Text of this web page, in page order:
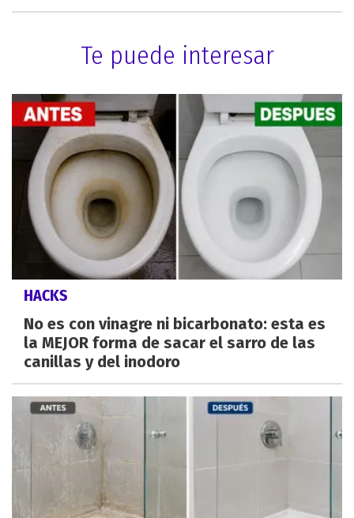
Te puede interesar
HACKS
No es con vinagre ni bicarbonato: esta es
la MEJOR forma de sacar el sarro de las
canillas y del inodoro